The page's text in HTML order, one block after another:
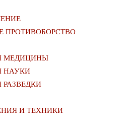
МЕДИЦИНЫ
НАУКИ
И ТЕХНИКИ